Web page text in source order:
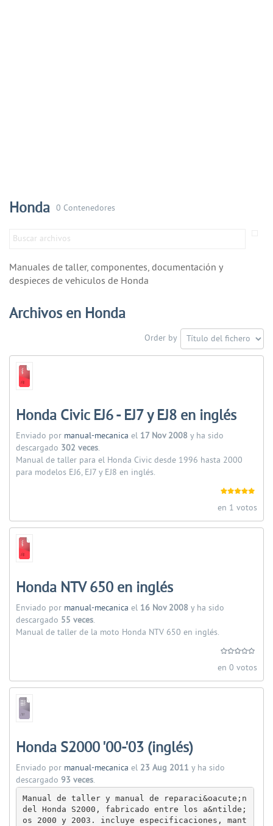
Honda 0 Contenedores
Manuales de taller, componentes, documentación y
despieces de vehiculos de Honda
Archivos en Honda
Order by
Honda Civic EJ6 - EJ7 y EJ8 en inglés
Enviado por manual-mecanica el 17 Nov 2008 y ha sido
descargado 302 veces.
Manual de taller para el Honda Civic desde 1996 hasta 2000
para modelos EJ6, EJ7 y EJ8 en inglés.
en 1 votos
Honda NTV 650 en inglés
Enviado por manual-mecanica el 16 Nov 2008 y ha sido
descargado 55 veces.
Manual de taller de la moto Honda NTV 650 en inglés.
en 0 votos
Honda S2000 '00-'03 (inglés)
Enviado por manual-mecanica el 23 Aug 2011 y ha sido
descargado 93 veces.
Manual de taller y manual de reparaci&oacute;n
del Honda S2000, fabricado entre los a&ntilde;
os 2000 y 2003. incluye especificaciones, mant